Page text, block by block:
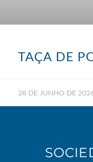
TAÇA DE
28 DE JUNHO DE